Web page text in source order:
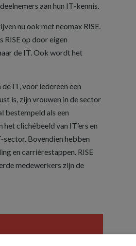
aan hun IT-kennis.
nu ook met neomax RISE.
op door eigen
de IT. Ook wordt het
IT, voor iedereen een
is, zijn vrouwen in de sector
als een
clichébeeld van IT’ers en
sector. Bovendien hebben
en carrièrestappen. RISE
medewerkers zijn de